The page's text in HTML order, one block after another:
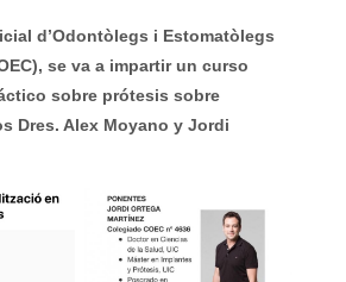
d’Odontòlegs i Estomatòlegs
se va a impartir un curso
sobre prótesis sobre
Dres. Alex Moyano y Jordi